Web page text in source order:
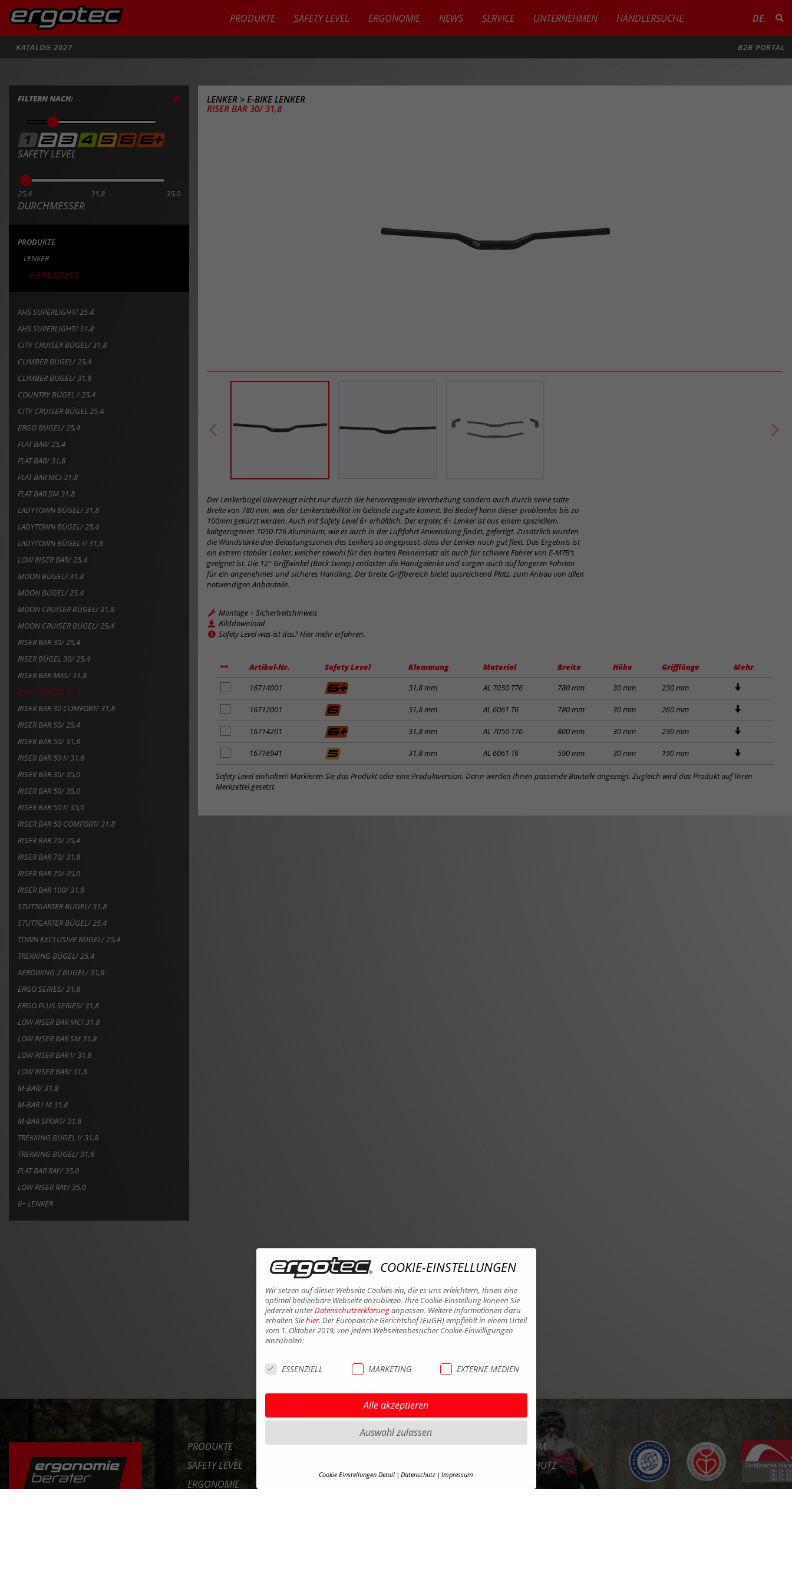
PRODUKTE SAFETY LEVEL ERGONOMIE NEWS SERVICE UNTERNEHMEN HÄNDLERSUCHE DE
KATALOG 2027 B2B PORTAL
FILTERN NACH:
SAFETY LEVEL
25,4 31,8 35,0
DURCHMESSER
PRODUKTE
LENKER
E-BIKE LENKER
AHS SUPERLIGHT/ 25,4
AHS SUPERLIGHT/ 31,8
CITY CRUISER BÜGEL/ 31,8
CLIMBER BÜGEL/ 25,4
CLIMBER BÜGEL/ 31,8
COUNTRY BÜGEL / 25,4
CITY CRUISER BÜGEL 25,4
ERGO BÜGEL/ 25,4
FLAT BAR/ 25,4
FLAT BAR/ 31,8
FLAT BAR MCI 31,8
FLAT BAR SM 31,8
LADYTOWN BÜGEL/ 31,8
LADYTOWN BÜGEL/ 25,4
LADYTOWN BÜGEL I/ 31,8
LOW RISER BAR/ 25,4
MOON BÜGEL/ 31,8
MOON BÜGEL/ 25,4
MOON CRUISER BÜGEL/ 31,8
MOON CRUISER BÜGEL/ 25,4
RISER BAR 30/ 25,4
RISER BÜGEL 30/ 25,4
RISER BAR MAS/ 31,8
RISER BAR 30/ 31,8
RISER BAR 30 COMFORT/ 31,8
RISER BAR 50/ 25,4
RISER BAR 50/ 31,8
RISER BAR 50 I/ 31,8
RISER BAR 30/ 35,0
RISER BAR 50/ 35,0
RISER BAR 50 I/ 35,0
RISER BAR 50 COMFORT/ 31,8
RISER BAR 70/ 25,4
RISER BAR 70/ 31,8
RISER BAR 70/ 35,0
RISER BAR 100/ 31,8
STUTTGARTER BÜGEL/ 31,8
STUTTGARTER BÜGEL/ 25,4
TOWN EXCLUSIVE BÜGEL/ 25,4
TREKKING BÜGEL/ 25,4
AEROWING 2 BÜGEL/ 31,8
ERGO SERIES/ 31,8
ERGO PLUS SERIES/ 31,8
LOW RISER BAR MCI 31,8
LOW RISER BAR SM 31,8
LOW RISER BAR I/ 31,8
LOW RISER BAR/ 31,8
M-BAR/ 31,8
M-BAR I M 31,8
M-BAR SPORT/ 31,8
TREKKING BÜGEL I/ 31,8
TREKKING BÜGEL/ 31,8
FLAT BAR RAY/ 35,0
LOW RISER RAY/ 35,0
6+ LENKER
LENKER > E-BIKE LENKER
RISER BAR 30/ 31,8
Der Lenkerbügel überzeugt nicht nur durch die hervorragende Verarbeitung sondern auch durch seine satte
Breite von 780 mm, was der Lenkerstabilität im Gelände zugute kommt. Bei Bedarf kann dieser problemlos bis zu
100mm gekürzt werden. Auch mit Safety Level 6+ erhältlich. Der ergotec 6+ Lenker ist aus einem speziellem,
kaltgezogenen 7050-T76 Aluminium, wie es auch in der Luftfahrt Anwendung findet, gefertigt. Zusätzlich wurden
die Wandstärke den Belastungszonen des Lenkers so angepasst, dass der Lenker noch gut flext. Das Ergebnis ist
ein extrem stabiler Lenker, welcher sowohl für den harten Renneinsatz als auch für schwere Fahrer von E-MTB’s
geeignet ist. Die 12° Griffwinkel (Back Sweep) entlasten die Handgelenke und sorgen auch auf längeren Fahrten
für ein angenehmes und sicheres Handling. Der breite Griffbereich bietet ausreichend Platz, zum Anbau von allen
notwendigen Anbauteile.
Montage + Sicherheitshinweis
Bilddownload
Safety Level was ist das? Hier mehr erfahren.
Artikel-Nr. Safety Level Klemmung Material Breite Höhe Grifflänge
Mehr
zum
Merkzettel
hinzufügen
16714001 31,8 mm AL 7050 T76 780 mm 30 mm 230 mm
zum
Merkzettel
hinzufügen
16712001 31,8 mm AL 6061 T6 780 mm 30 mm 260 mm
zum
Merkzettel
hinzufügen
16714201 31,8 mm AL 7050 T76 800 mm 30 mm 230 mm
zum
Merkzettel
hinzufügen
16716941 31,8 mm AL 6061 T6 590 mm 30 mm 190 mm
Safety Level einhalten! Markieren Sie das Produkt oder eine Produktversion. Dann werden Ihnen passende Bauteile angezeigt. Zugleich wird das Produkt auf Ihren
Merkzettel gesetzt.
PRODUKTE
SAFETY LEVEL
ERGONOMIE
HIGHLIGHTS MTB
SATTELSTÜTZEN
IMPRESSUM
DATENSCHUTZ
COOKIE-EINSTELLUNGEN
Wir setzen auf dieser Webseite Cookies ein, die es uns erleichtern, Ihnen eine
optimal bedienbare Webseite anzubieten. Ihre Cookie-Einstellung können Sie
jederzeit unterDatenschutzerklärunganpassen. Weitere Informationen dazu
erhalten Siehier. Der Europäische Gerichtshof (EuGH) empfiehlt in einem Urteil
vom 1. Oktober 2019, von jedem Webseitenbesucher Cookie-Einwilligungen
einzuholen:
ESSENZIELL MARKETING EXTERNE MEDIEN
Alle akzeptieren
Auswahl zulassen
Cookie Einstellungen Detail Datenschutz Impressum